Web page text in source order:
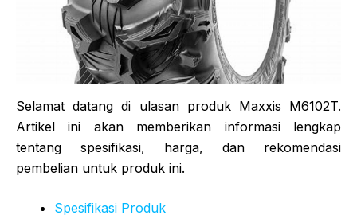
Selamat datang di ulasan produk Maxxis M6102T.
Artikel ini akan memberikan informasi lengkap
tentang spesifikasi, harga, dan rekomendasi
pembelian untuk produk ini.
Spesifikasi Produk